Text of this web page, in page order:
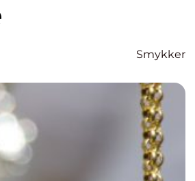
Smykker